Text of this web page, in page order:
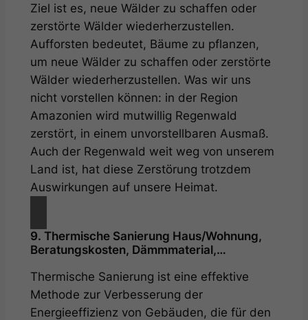
Ziel ist es, neue Wälder zu schaffen oder
zerstörte Wälder wiederherzustellen.
Aufforsten bedeutet, Bäume zu pflanzen,
um neue Wälder zu schaffen oder zerstörte
Wälder wiederherzustellen. Was wir uns
nicht vorstellen können: in der Region
Amazonien wird mutwillig Regenwald
zerstört, in einem unvorstellbaren Ausmaß.
Auch der Regenwald weit weg von unserem
Land ist, hat diese Zerstörung trotzdem
Auswirkungen auf unsere Heimat.
9. Thermische Sanierung Haus/Wohnung,
Beratungskosten, Dämmmaterial,…
Thermische Sanierung ist eine effektive
Methode zur Verbesserung der
Energieeffizienz von Gebäuden, die für den